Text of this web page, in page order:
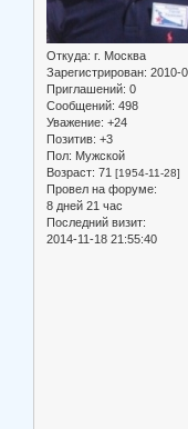
Откуда: г. Москва
Зарегистрирован: 2010-
Приглашений: 0
Сообщений: 498
Уважение: +24
Позитив: +3
Пол: Мужской
Возраст: 71 [1954-11-28]
Провел на форуме:
8 дней 21 час
Последний визит:
2014-11-18 21:55:40